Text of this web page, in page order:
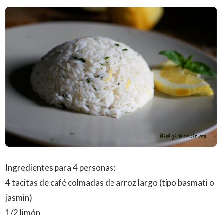
Ingredientes para 4 personas:
4 tacitas de café colmadas de arroz largo (tipo basmati o
jasmin)
1/2 limón